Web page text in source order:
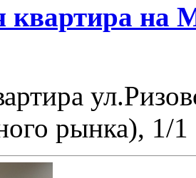
квартира на
рынка), 1/